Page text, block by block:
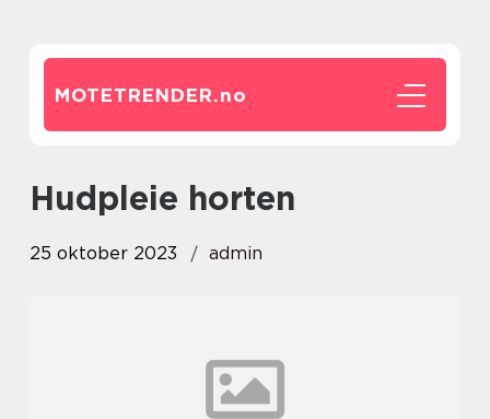
MOTETRENDER.no
hudpleie horten
25 oktober 2023 admin